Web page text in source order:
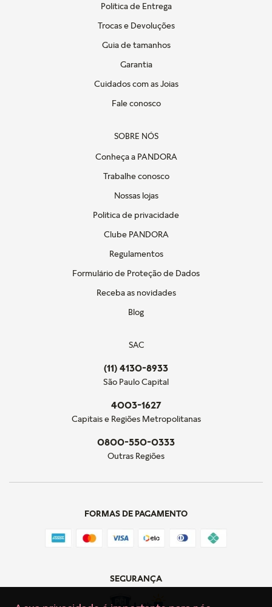
Política de Entrega
Trocas e Devoluções
Guia de tamanhos
Garantia
Cuidados com as Joias
Fale conosco
SOBRE NÓS
Conheça a PANDORA
Trabalhe conosco
Nossas lojas
Politica de privacidade
Clube PANDORA
Regulamentos
Formulário de Proteção de Dados
Receba as novidades
Blog
SAC
(11) 4130-8933
São Paulo Capital
4003-1627
Capitais e Regiões Metropolitanas
0800-550-0333
Outras Regiões
FORMAS DE PAGAMENTO
SEGURANÇA